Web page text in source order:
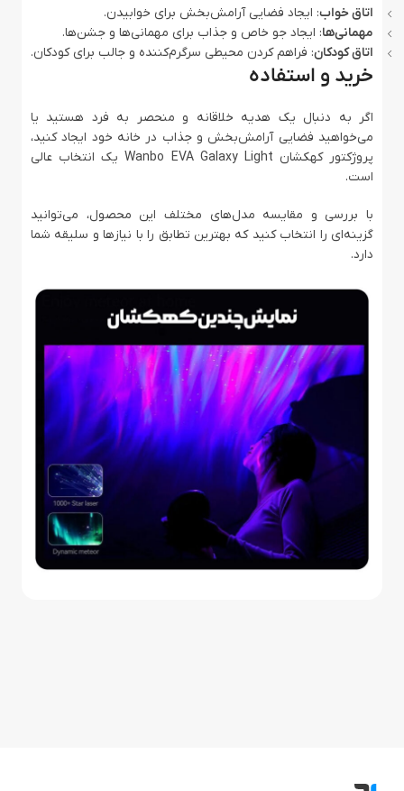
اتاق خواب: ایجاد فضایی آرامش‌بخش برای خوابیدن.
مهمانی‌ها: ایجاد جو خاص و جذاب برای مهمانی‌ها و جشن‌ها.
اتاق کودکان: فراهم کردن محیطی سرگرم‌کننده و جالب برای کودکان.
خرید و استفاده
اگر به دنبال یک هدیه خلاقانه و منحصر به فرد هستید یا
می‌خواهید فضایی آرامش‌بخش و جذاب در خانه خود ایجاد کنید،
پروژکتور کهکشان Wanbo EVA Galaxy Light یک انتخاب عالی
است.
با بررسی و مقایسه مدل‌های مختلف این محصول، می‌توانید
گزینه‌ای را انتخاب کنید که بهترین تطابق را با نیازها و سلیقه شما
دارد.